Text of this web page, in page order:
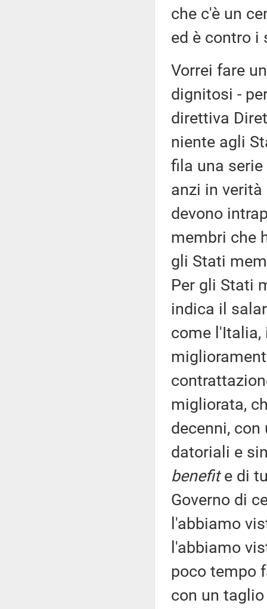
che c'è un
ed è contro i
Vorrei fare
dignitosi -
direttiva
niente agli
fila una
anzi in
devono
membri che
gli Stati
Per gli Stati
indica il
come l'Italia,
migliorata,
decenni,
datoriali e
benefite di
Governo di
l'abbiamo
l'abbiamo
poco tempo
con un